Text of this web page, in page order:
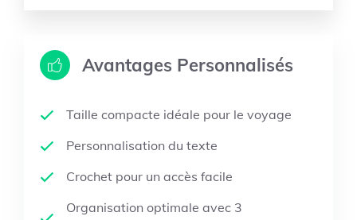
Avantages Personnalisés
Taille compacte idéale pour le voyage
Personnalisation du texte
Crochet pour un accès facile
Organisation optimale avec 3